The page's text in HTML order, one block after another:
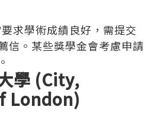
要求學術成績良好，需提交
信。某些獎學金會考慮申請
學 (City,
London)